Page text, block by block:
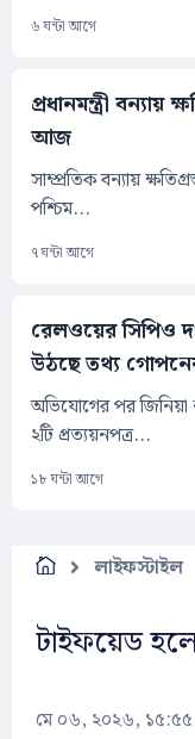
৬ ঘন্টা আগে
প্রধানমন্ত্রী বন্যায়
আজ
সাম্প্রতিক বন্যায়
পশ্চিম...
৭ ঘন্টা আগে
রেলওয়ের সিপিও
উঠছে তথ্য
অভিযোগের পর জিনিয়া
২টি প্রত্যয়নপত্র...
১৮ ঘন্টা আগে
লাইফস্টাইল
টাইফয়েড
মে ০৬, ২০২৬, ১৫:৫৫